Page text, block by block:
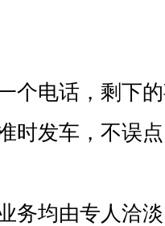
电话，剩下
发车，不误
均由专人洽